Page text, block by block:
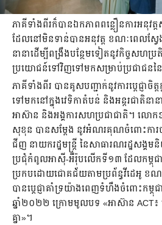
ភាគីទាំងពីរក៏បានឯកភាពពន្លឿនការអនុវត្
ដែលនៅមិនទាន់បានអនុវត្ត ខណៈពេលស្វែ
នានាដើម្បីពង្រឹងបន្ថែមទៀតនូវកិច្ចសហប្រ
ប្រយោជន៍ទៅវិញទៅមកសម្រាប់ប្រជាជនន
ភាគីទាំងពីរ បានគូសបញ្ជាក់នូវការប្តេជ្ញាចិត្ត
ទៅមកនៅក្នុងវេទិកាតំបន់ និងអន្តរជាតិន
អាស៊ាន និងអង្គការសហប្រជាជាតិ។ លោកឧ
សុខុន បានសម្តែង នូវអំណរគុណចំពោះកា
ជីញ នាយករដ្ឋមន្រ្តី នៃសាធារណរដ្ឋសង្គ
ប្រជុំកំពូលអាស៊ី-អឺរ៉ុបលើកទី១៣ ដែលកម្ពុជាប
ប្រកបដោយជោគជ័យតាមប្រព័ន្ធវីដេអូ ខ
បានប្តេជ្ញាគាំទ្រយ៉ាងពេញទំហឹងចំពោះកម្ពុ
ឆ្នាំ២០២២ ក្រោមមូលបទ «អាស៊ាន ACT
គ្នា»។